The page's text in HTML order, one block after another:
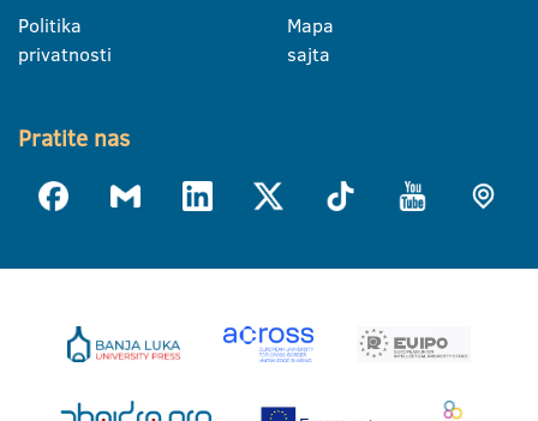
Politika
privatnosti
Mapa
sajta
Pratite nas